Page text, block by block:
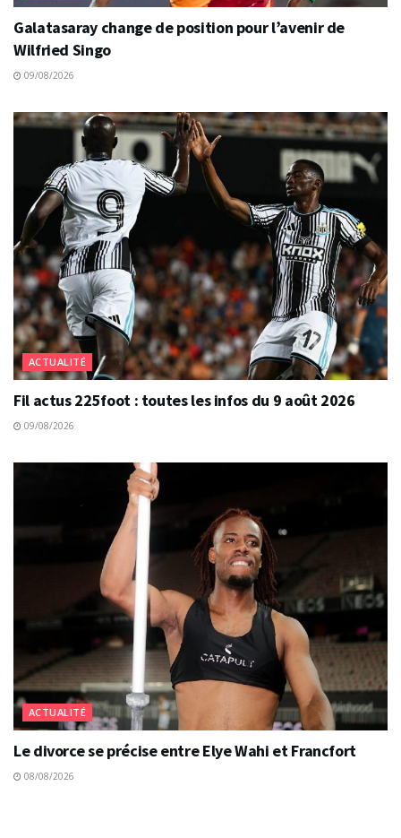
Galatasaray change de position pour l’avenir de
Wilfried Singo
09/08/2026
ACTUALITÉ
Fil actus 225foot : toutes les infos du 9 août 2026
09/08/2026
ACTUALITÉ
Le divorce se précise entre Elye Wahi et Francfort
08/08/2026